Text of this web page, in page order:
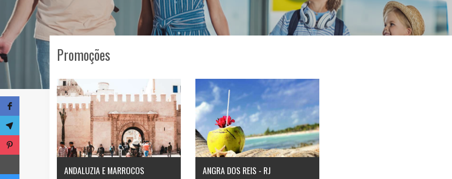
Promoções
ANDALUZIA E MARROCOS ANGRA DOS REIS - RJ